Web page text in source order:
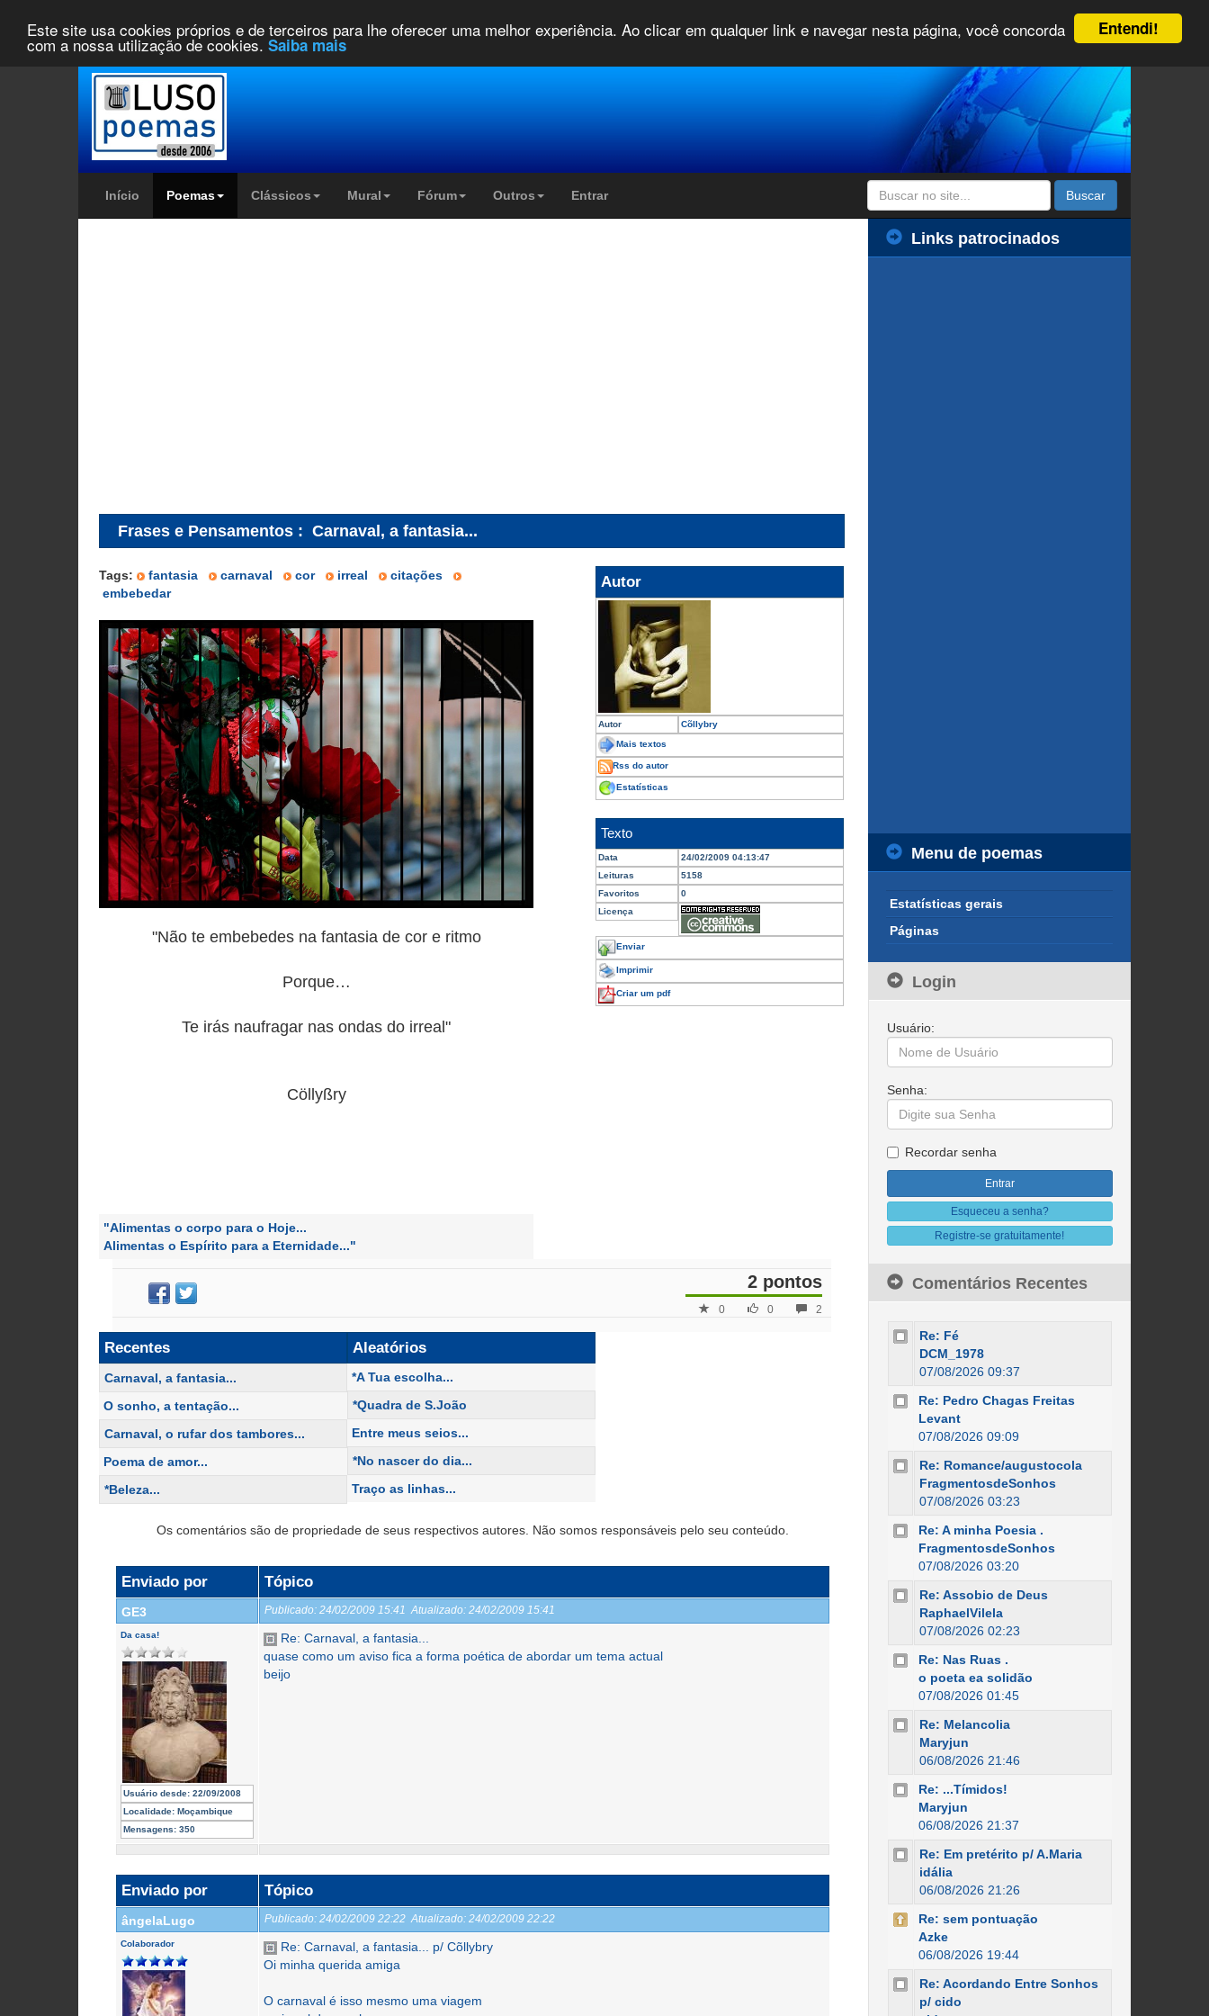
Entendi!
Este site usa cookies próprios e de terceiros para lhe oferecer uma melhor experiência. Ao clicar em qualquer link e navegar nesta página, você concorda
com a nossa utilização de cookies. Saiba mais
Início Poemas Clássicos Mural Fórum Outros Entrar Buscar
Frases e Pensamentos : Carnaval, a fantasia...
Tags: fantasia carnaval cor irreal
citações
embebedar
"Não te embebedes na fantasia de cor e ritmo
Porque…
Te irás naufragar nas ondas do irreal"
Cöllyßry
"Alimentas o corpo para o Hoje...
Alimentas o Espírito para a Eternidade..."
Autor
Autor Cõllybry
Mais textos
Rss do autor
Estatísticas
Texto
Data
24/02/2009 04:13:47
Leituras
5158
Favoritos
0
Licença
Enviar
Imprimir
Criar um pdf
2 pontos
2
0
0
Recentes
Carnaval, a fantasia...
O sonho, a tentação...
Carnaval, o rufar dos tambores...
Poema de amor...
*Beleza...
Aleatórios
*A Tua escolha...
*Quadra de S.João
Entre meus seios...
*No nascer do dia...
Traço as linhas...
Os comentários são de propriedade de seus respectivos autores. Não somos responsáveis pelo seu conteúdo.
Enviado por Tópico
GE3 Publicado: 24/02/2009 15:41 Atualizado: 24/02/2009 15:41
Da casa!
Usuário desde: 22/09/2008
Localidade: Moçambique
Mensagens: 350
Re: Carnaval, a fantasia...
quase como um aviso fica a forma poética de abordar um tema actual
beijo
Enviado por Tópico
ângelaLugo Publicado: 24/02/2009 22:22 Atualizado: 24/02/2009 22:22
Colaborador
Re: Carnaval, a fantasia... p/ Cõllybry
Oi minha querida amiga
O carnaval é isso mesmo uma viagem
Links patrocinados
Menu de poemas
Estatísticas gerais
Páginas
Login
Usuário:
Senha:
Recordar senha
Esqueceu a senha?
Registre-se gratuitamente!
Comentários Recentes
Re: Fé
DCM_1978
07/08/2026 09:37
Re: Pedro Chagas Freitas
Levant
07/08/2026 09:09
Re: Romance/augustocola
FragmentosdeSonhos
07/08/2026 03:23
Re: A minha Poesia .
FragmentosdeSonhos
07/08/2026 03:20
Re: Assobio de Deus
RaphaelVilela
07/08/2026 02:23
Re: Nas Ruas .
o poeta ea solidão
07/08/2026 01:45
Re: Melancolia
Maryjun
06/08/2026 21:46
Re: ...Tímidos!
Maryjun
06/08/2026 21:37
Re: Em pretérito p/ A.Maria
idália
06/08/2026 21:26
Re: sem pontuação
Azke
06/08/2026 19:44
Re: Acordando Entre Sonhos
p/ cido